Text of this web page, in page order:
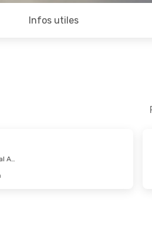
Infos utiles
Swiss International Air Lines